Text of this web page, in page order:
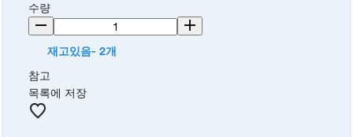
수량
재고있음- 2개
참고
목록에 저장